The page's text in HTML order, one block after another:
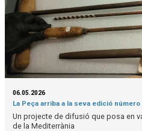
06.05.2026
La Peça arriba a la seva edició número
Un projecte de difusió que posa en
de la Mediterrània